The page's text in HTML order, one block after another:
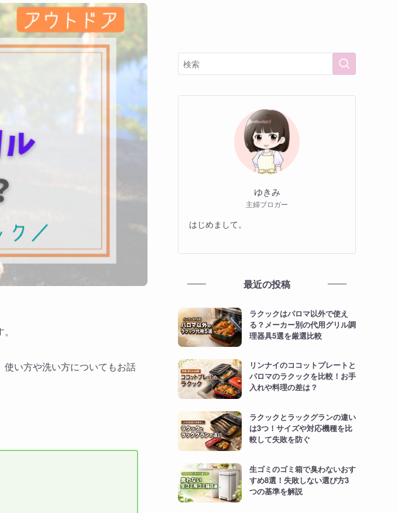
い方や洗い方についてもお話
ゆきみ
主婦ブロガー
はじめまして。
最近の投稿
ラクックはパロマ以外で使え
る？メーカー別の代用グリル調
理器具5選を厳選比較
リンナイのココットプレートと
パロマのラクックを比較！お手
入れや料理の差は？
ラクックとラックグランの違い
は3つ！サイズや対応機種を比
較して失敗を防ぐ
生ゴミのゴミ箱で臭わないおす
すめ8選！失敗しない選び方3
つの基準を解説